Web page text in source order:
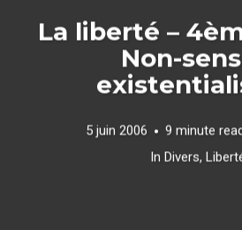
La liberté –
Non-
5 juin 2006 9 minute
In Divers,